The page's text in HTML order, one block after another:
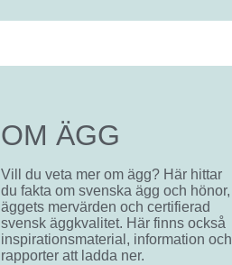
OM ÄGG
Vill du veta mer om ägg? Här hittar
du fakta om svenska ägg och hönor,
äggets mervärden och certifierad
svensk äggkvalitet. Här finns också
inspirationsmaterial, information och
rapporter att ladda ner.